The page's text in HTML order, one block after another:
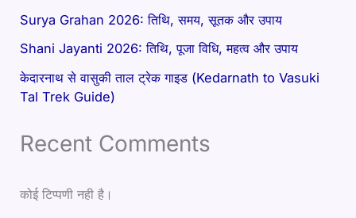
Surya Grahan 2026: तिथि, समय, सूतक और उपाय
Shani Jayanti 2026: तिथि, पूजा विधि, महत्व और उपाय
केदारनाथ से वासुकी ताल ट्रेक गाइड (Kedarnath to Vasuki
Tal Trek Guide)
Recent Comments
कोई टिप्पणी नही है।